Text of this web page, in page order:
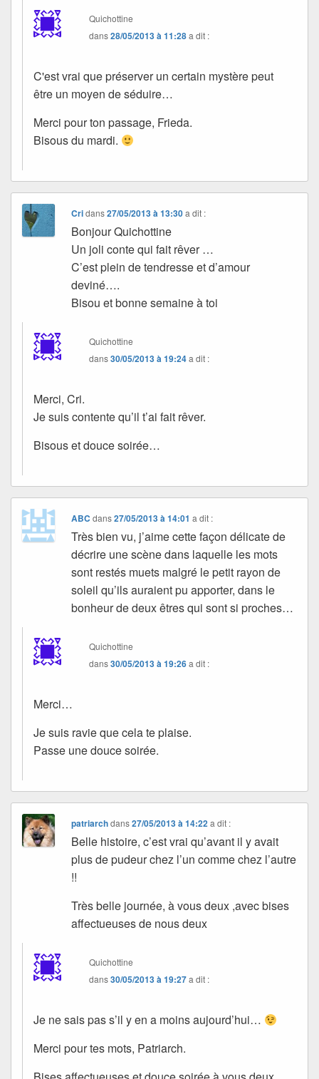
Quichottine
dans28/05/2013 à 11:28a dit :
C'est vrai que préserver un certain mystère peut
être un moyen de séduire…
Merci pour ton passage, Frieda.
Bisous du mardi.
Cridans27/05/2013 à 13:30 a dit :
Bonjour Quichottine
Un joli conte qui fait rêver …
C’est plein de tendresse et d’amour
deviné….
Bisou et bonne semaine à toi
Quichottine
dans30/05/2013 à 19:24a dit :
Merci, Cri.
Je suis contente qu’il t’ai fait rêver.
Bisous et douce soirée…
ABC dans27/05/2013 à 14:01 a dit :
Très bien vu, j’aime cette façon délicate de
décrire une scène dans laquelle les mots
sont restés muets malgré le petit rayon de
soleil qu’ils auraient pu apporter, dans le
bonheur de deux êtres qui sont si proches…
Quichottine
dans30/05/2013 à 19:26a dit :
Merci…
Je suis ravie que cela te plaise.
Passe une douce soirée.
patriarchdans27/05/2013 à 14:22 a dit :
Belle histoire, c’est vrai qu’avant il y avait
plus de pudeur chez l’un comme chez l’autre
!!
Très belle journée, à vous deux ,avec bises
affectueuses de nous deux
Quichottine
dans30/05/2013 à 19:27a dit :
Je ne sais pas s’il y en a moins aujourd’hui…
Merci pour tes mots, Patriarch.